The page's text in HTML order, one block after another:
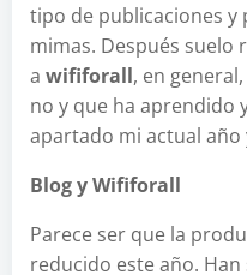
tipo de publicaciones y
mimas. Después suelo
a wififorall, en
no y que ha aprendido
apartado mi actual
Blog y Wififorall
Parece ser que la
reducido este año.